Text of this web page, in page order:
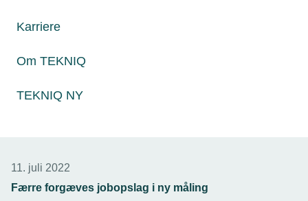
Karriere
Om TEKNIQ
TEKNIQ NY
11. juli 2022
Færre forgæves jobopslag i ny måling